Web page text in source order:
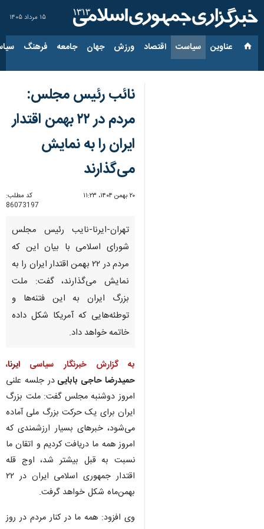
۱۵ مرداد ۱۴۰۵
عناوین‌ سیاست اقتصاد ورزش جهان جامعه فرهنگ
نائب رئیس مجلس:
مردم در ۲۲ بهمن اقتدار
ایران را به نمایش
می‌گذارند
۲۰ بهمن ۱۴۰۴، ۱۱:۲۳
کد مطلب:
86073197
تهران-ایرنا-نایب رئیس مجلس
شورای اسلامی با بیان این که
مردم در ۲۲ بهمن اقتدار ایران را به
نمایش می‌گذارند، گفت: ملت
بزرگ ایران به این فتنه‌ها و
توطئه‌هایی که آمریکا شکل داده
خاتمه خواهد داد.
به گزارش خبرنگار سیاسی ایرنا،
حمیدرضا حاجی باباییدر جلسه علنی
امروز دوشنبه مجلس گفت: ملت بزرگ
ایران برای یک حرکت بزرگ ملی آماده
می‌شود، خبرهای بسیار ارزشمندی که
امروز همه ما دریافت کردیم و اتقان ما
نسبت به قبل بیشتر شد، اوج قله
اقتدار جمهوری اسلامی ایران در ۲۲
بهمن‌ماه شکل خواهد گرفت.
وی افزود: همه ما در کنار مردم در روز